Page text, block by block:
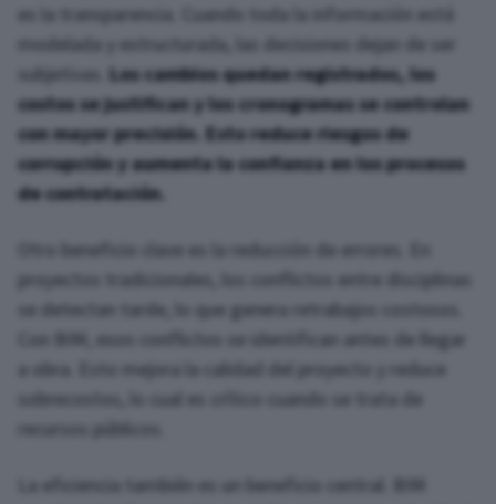
es la transparencia. Cuando toda la información está
modelada y estructurada, las decisiones dejan de ser
subjetivas. Los cambios quedan registrados, los
costos se justifican y los cronogramas se controlan
con mayor precisión. Esto reduce riesgos de
corrupción y aumenta la confianza en los procesos
de contratación.
Otro beneficio clave es la reducción de errores. En
proyectos tradicionales, los conflictos entre disciplinas
se detectan tarde, lo que genera retrabajos costosos.
Con BIM, esos conflictos se identifican antes de llegar
a obra. Esto mejora la calidad del proyecto y reduce
sobrecostos, lo cual es crítico cuando se trata de
recursos públicos.
La eficiencia también es un beneficio central. BIM